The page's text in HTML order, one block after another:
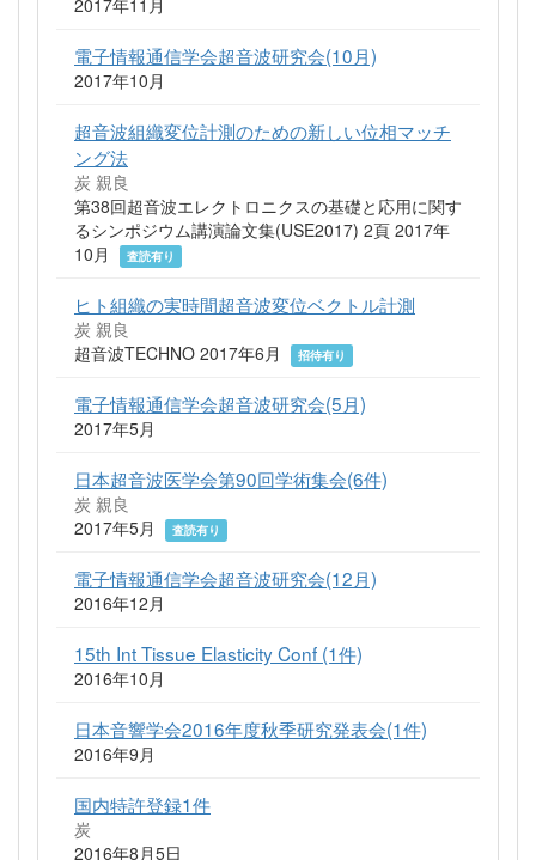
2017年11月
電子情報通信学会超音波研究会(10月)
2017年10月
超音波組織変位計測のための新しい位相マッチ
ング法
炭 親良
第38回超音波エレクトロニクスの基礎と応用に関す
るシンポジウム講演論文集(USE2017) 2頁 2017年
10月
査読有り
ヒト組織の実時間超音波変位ベクトル計測
炭 親良
超音波TECHNO 2017年6月
招待有り
電子情報通信学会超音波研究会(5月)
2017年5月
日本超音波医学会第90回学術集会(6件)
炭 親良
2017年5月
査読有り
電子情報通信学会超音波研究会(12月)
2016年12月
15th Int Tissue Elasticity Conf (1件)
2016年10月
日本音響学会2016年度秋季研究発表会(1件)
2016年9月
国内特許登録1件
炭
2016年8月5日